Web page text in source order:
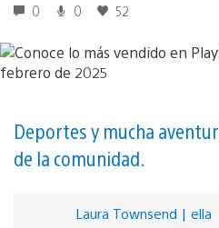
0 0 52
Deportes y mucha
de la comunidad.
Laura Townsend | ella